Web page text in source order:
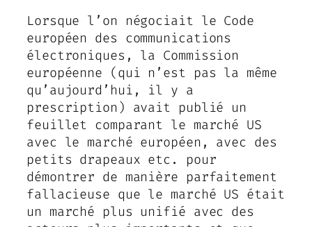
Lorsque l’on négociait le Code
européen des communications
électroniques, la Commission
européenne (qui n’est pas la même
qu’aujourd’hui, il y a
prescription) avait publié un
feuillet comparant le marché US
avec le marché européen, avec des
petits drapeaux etc. pour
démontrer de manière parfaitement
fallacieuse que le marché US était
un marché plus unifié avec des